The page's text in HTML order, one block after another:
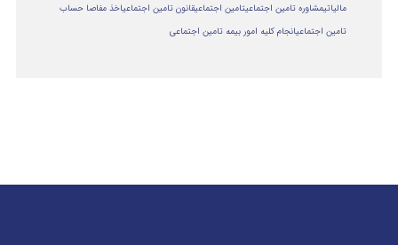
مالياتيمشاوره تامین اجتماعیتامین اجتماعیقانون تامین اجتماعیاخذ مفاصا حساب
تامین اجتماعیانجام کلیه امور بیمه تامین اجتماعی